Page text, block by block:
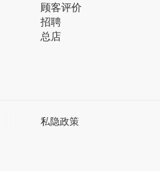
顾客评价
招聘
总店
私隐政策